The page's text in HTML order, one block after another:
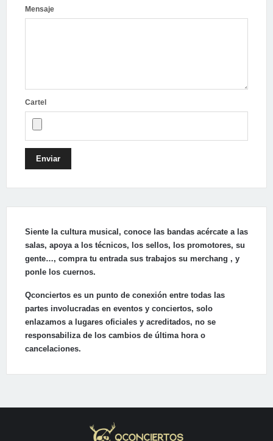
Mensaje
Cartel
Enviar
Siente la cultura musical, conoce las bandas acércate a las
salas, apoya a los técnicos, los sellos, los promotores, su
gente…, compra tu entrada sus trabajos su merchang , y
ponle los cuernos.
Qconciertos es un punto de conexión entre todas las
partes involucradas en eventos y conciertos, solo
enlazamos a lugares oficiales y acreditados, no se
responsabiliza de los cambios de última hora o
cancelaciones.